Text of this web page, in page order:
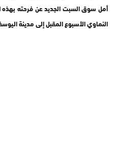
أمل سوق السبت الجديد عن فرحته بهذه
النماوي الأسبوع المقبل إلى مدينة